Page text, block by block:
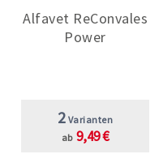
Alfavet ReConvales
Power
2 Varianten
ab 9,49 €